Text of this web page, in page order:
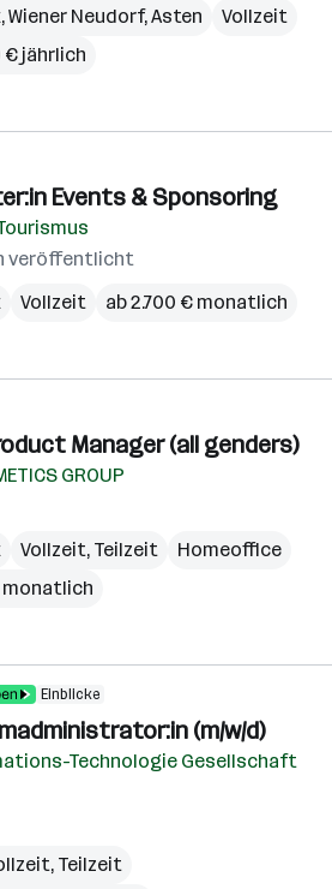
,Wiener Neudorf,Asten
Vollzeit
€ jährlich
Events & Sponsoring
veröffentlicht
Vollzeit ab 2.700 € monatlich
Manager (all genders)
GROUP
Vollzeit, Teilzeit
Homeoffice
monatlich
Einblicke
(m/w/d)
Technologie Gesellschaft
Teilzeit